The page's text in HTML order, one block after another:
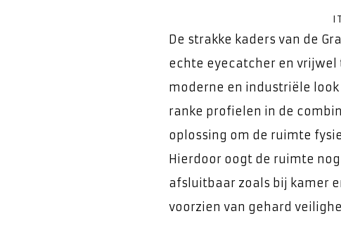
De strakke kaders van de
echte eyecatcher en vrijwel
moderne en industriële
ranke profielen in de
oplossing om de ruimte
Hierdoor oogt de ruimte
afsluitbaar zoals bij kamer
voorzien van gehard